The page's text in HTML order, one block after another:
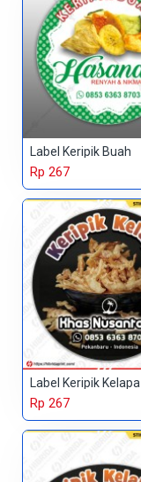
Label Keripik Buah
Rp 267
Label Keripik Kelapa
Rp 267